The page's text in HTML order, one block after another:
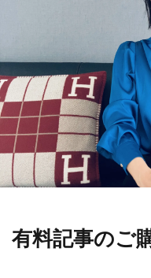
有料記事のご